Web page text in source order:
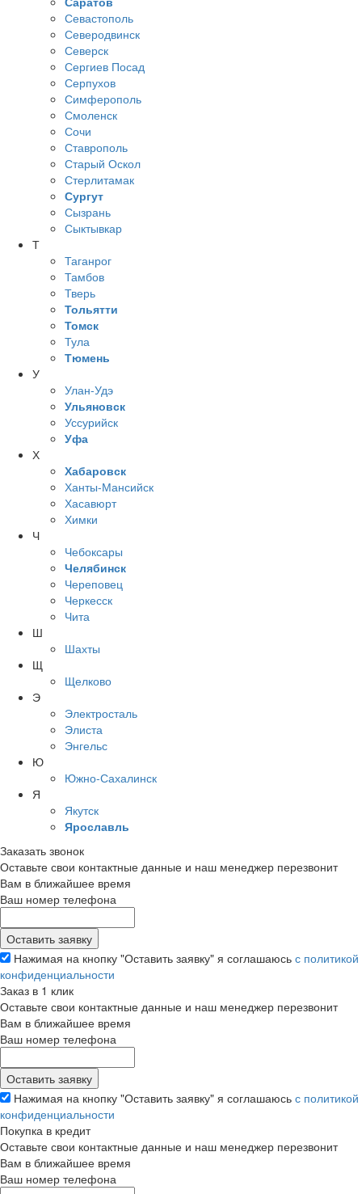
Севастополь
Северодвинск
Северск
Сергиев Посад
Серпухов
Симферополь
Смоленск
Сочи
Ставрополь
Старый Оскол
Стерлитамак
Сургут
Сызрань
Сыктывкар
Т
Таганрог
Тамбов
Тверь
Тольятти
Томск
Тула
Тюмень
У
Улан-Удэ
Ульяновск
Уссурийск
Уфа
Х
Хабаровск
Ханты-Мансийск
Хасавюрт
Химки
Ч
Чебоксары
Челябинск
Череповец
Черкесск
Чита
Ш
Шахты
Щ
Щелково
Э
Электросталь
Элиста
Энгельс
Ю
Южно-Сахалинск
Я
Якутск
Ярославль
Заказать звонок
Оставьте свои контактные данные и наш менеджер перезвонит
Вам в ближайшее время
Ваш номер телефона
Нажимая на кнопку "Оставить заявку" я соглашаюсь с политикой
конфиденциальности
Заказ в 1 клик
Оставьте свои контактные данные и наш менеджер перезвонит
Вам в ближайшее время
Ваш номер телефона
Нажимая на кнопку "Оставить заявку" я соглашаюсь с политикой
конфиденциальности
Покупка в кредит
Оставьте свои контактные данные и наш менеджер перезвонит
Вам в ближайшее время
Ваш номер телефона